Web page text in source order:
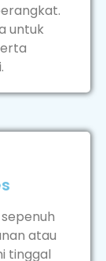
untuk
atau
tinggal